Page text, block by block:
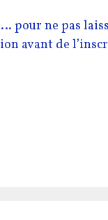
pour ne pas
avant de